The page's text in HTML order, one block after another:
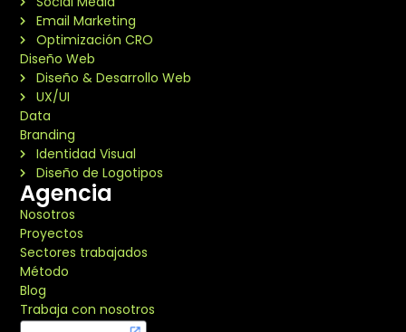
Email Marketing
Optimización CRO
Diseño Web
Diseño & Desarrollo Web
UX/UI
Data
Branding
Identidad Visual
Diseño de Logotipos
Agencia
Nosotros
Proyectos
Sectores trabajados
Método
Blog
Trabaja con nosotros